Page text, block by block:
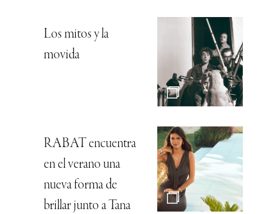
Los mitos y la
movida
RABAT encuentra
en el verano una
nueva forma de
brillar junto a Tana